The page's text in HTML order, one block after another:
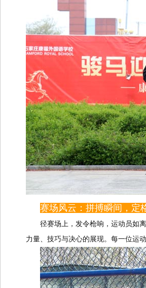
赛场风云：拼搏瞬间，定
径赛场上，发令枪响，运动员如
力量、技巧与决心的展现。每一位运